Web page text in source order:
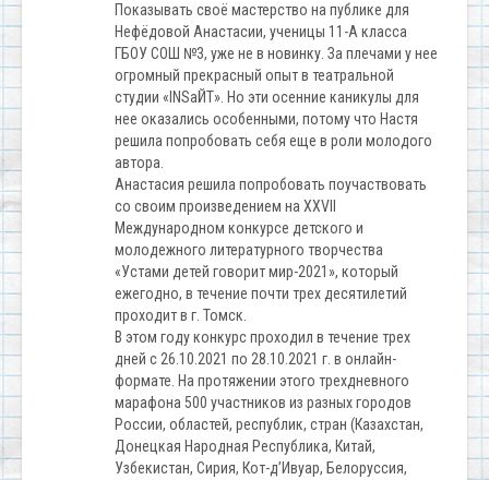
Показывать своё мастерство на публике для
Нефёдовой Анастасии, ученицы 11-А класса
ГБОУ СОШ №3, уже не в новинку. За плечами у нее
огромный прекрасный опыт в театральной
студии «INSaЙТ». Но эти осенние каникулы для
нее оказались особенными, потому что Настя
решила попробовать себя еще в роли молодого
автора.
Анастасия решила попробовать поучаствовать
со своим произведением на XXVII
Международном конкурсе детского и
молодежного литературного творчества
«Устами детей говорит мир-2021», который
ежегодно, в течение почти трех десятилетий
проходит в г. Томск.
В этом году конкурс проходил в течение трех
дней с 26.10.2021 по 28.10.2021 г. в онлайн-
формате. На протяжении этого трехдневного
марафона 500 участников из разных городов
России, областей, республик, стран (Казахстан,
Донецкая Народная Республика, Китай,
Узбекистан, Сирия, Кот-д’Ивуар, Белоруссия,